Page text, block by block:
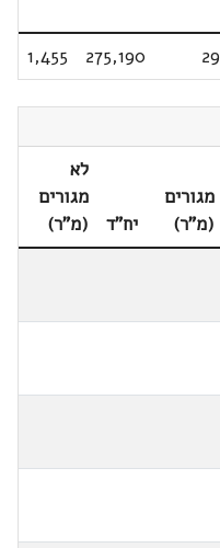
29
275,190
1,455
מגורים
(מ"ר)
יח"ד
לא
מגורים
(מ"ר)